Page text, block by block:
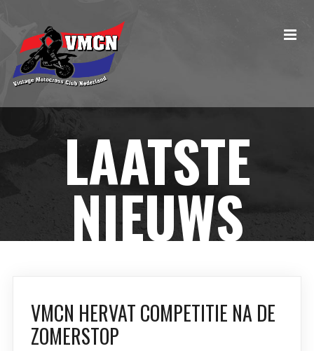
LAATSTE
NIEUWS
VMCN HERVAT COMPETITIE NA DE
ZOMERSTOP